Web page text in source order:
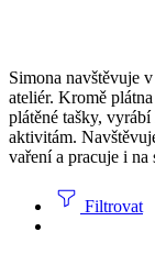
Simona navštěvuje
ateliér. Kromě
plátěné tašky,
aktivitám.
vaření a pracuje i
Filtrovat